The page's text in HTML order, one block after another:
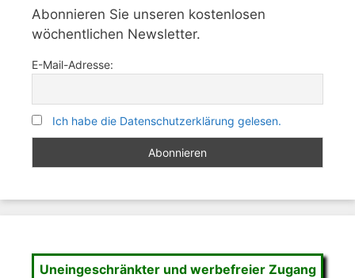
Abonnieren Sie unseren kostenlosen
wöchentlichen Newsletter.
E-Mail-Adresse:
Ich habe die Datenschutzerklärung gelesen.
Uneingeschränkter und werbefreier Zugang